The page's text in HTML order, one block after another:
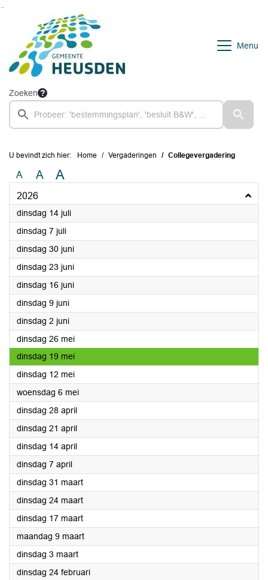
Ga naar de inhoud van deze pagina
Ga naar het zoeken
Ga naar het menu
Menu
Zoeken
U bevindt zich hier: Home Vergaderingen Collegevergadering
A A A
2026
dinsdag 14 juli2026
dinsdag 7 juli2026
dinsdag 30 juni2026
dinsdag 23 juni2026
dinsdag 16 juni2026
dinsdag 9 juni2026
dinsdag 2 juni2026
dinsdag 26 mei2026
dinsdag 19 mei2026
dinsdag 12 mei2026
woensdag 6 mei2026
dinsdag 28 april2026
dinsdag 21 april2026
dinsdag 14 april2026
dinsdag 7 april2026
dinsdag 31 maart2026
dinsdag 24 maart2026
dinsdag 17 maart2026
maandag 9 maart2026
dinsdag 3 maart2026
dinsdag 24 februari2026